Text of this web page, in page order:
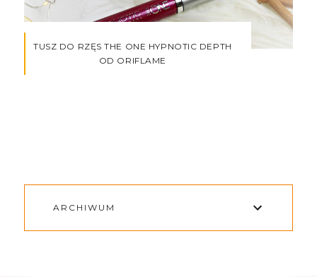
TUSZ DO RZĘS THE ONE HYPNOTIC DEPTH
OD ORIFLAME
ARCHIWUM